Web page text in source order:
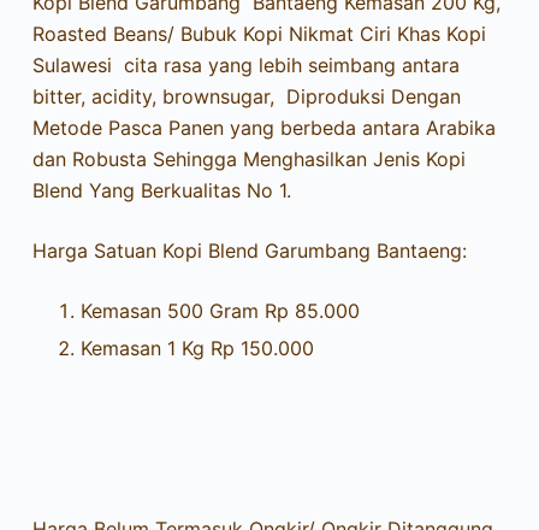
Roasted Beans/ Bubuk Kopi Nikmat Ciri Khas Kopi
Sulawesi cita rasa yang lebih seimbang antara
bitter, acidity, brownsugar, Diproduksi Dengan
Metode Pasca Panen yang berbeda antara Arabika
dan Robusta Sehingga Menghasilkan Jenis Kopi
Blend Yang Berkualitas No 1.
Harga Satuan Kopi Blend Garumbang Bantaeng:
Kemasan 500 Gram Rp 85.000
Kemasan 1 Kg Rp 150.000